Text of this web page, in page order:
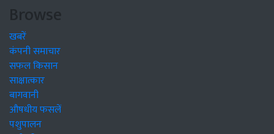
Browse
खबरें
कंपनी समाचार
सफल किसान
साक्षात्कार
बागवानी
औषधीय फसलें
पशुपालन